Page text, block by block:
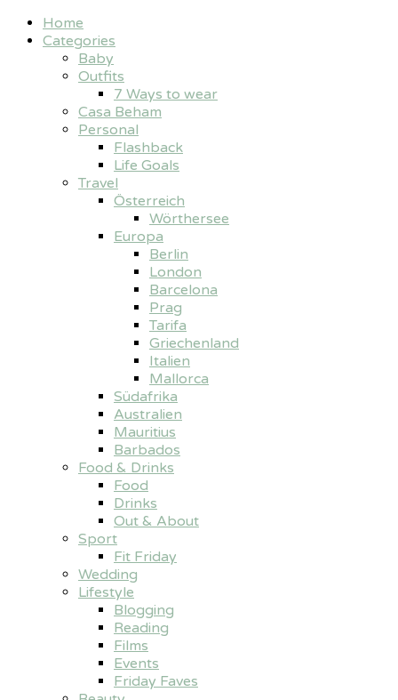
Home
Categories
Baby
Outfits
7 Ways to wear
Casa Beham
Personal
Flashback
Life Goals
Travel
Österreich
Wörthersee
Europa
Berlin
London
Barcelona
Prag
Tarifa
Griechenland
Italien
Mallorca
Südafrika
Australien
Mauritius
Barbados
Food & Drinks
Food
Drinks
Out & About
Sport
Fit Friday
Wedding
Lifestyle
Blogging
Reading
Films
Events
Friday Faves